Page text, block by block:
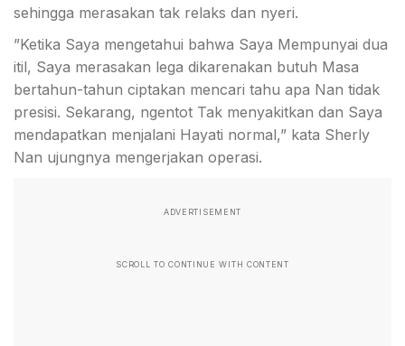
sehingga merasakan tak relaks dan nyeri.
”Ketika Saya mengetahui bahwa Saya Mempunyai dua
itil, Saya merasakan lega dikarenakan butuh Masa
bertahun-tahun ciptakan mencari tahu apa Nan tidak
presisi. Sekarang, ngentot Tak menyakitkan dan Saya
mendapatkan menjalani Hayati normal,” kata Sherly
Nan ujungnya mengerjakan operasi.
ADVERTISEMENT
SCROLL TO CONTINUE WITH CONTENT